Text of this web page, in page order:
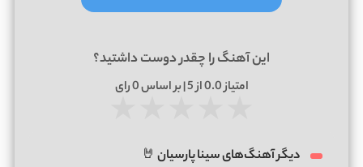
این آهنگ را چقدر دوست داشتید؟
امتیاز0.0از 5 | بر اساس 0رای
دیگر آهنگ‌های سینا پارسیان 🤘